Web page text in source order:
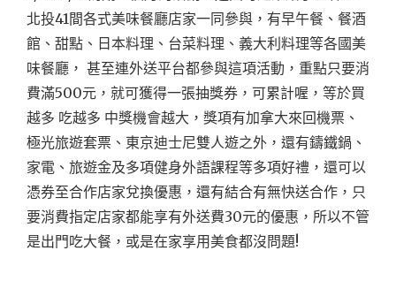
北投41間各式美味餐廳店家一同參與，有早午餐、餐酒
館、甜點、日本料理、台菜料理、義大利料理等各國美
味餐廳， 甚至連外送平台都參與這項活動，重點只要消
費滿500元，就可獲得一張抽獎券，可累計喔，等於買
越多 吃越多 中獎機會越大，獎項有加拿大來回機票、
極光旅遊套票、東京迪士尼雙人遊之外，還有鑄鐵鍋、
家電、旅遊金及多項健身外語課程等多項好禮，還可以
憑券至合作店家兌換優惠，還有結合有無快送合作，只
要消費指定店家都能享有外送費30元的優惠，所以不管
是出門吃大餐，或是在家享用美食都沒問題!